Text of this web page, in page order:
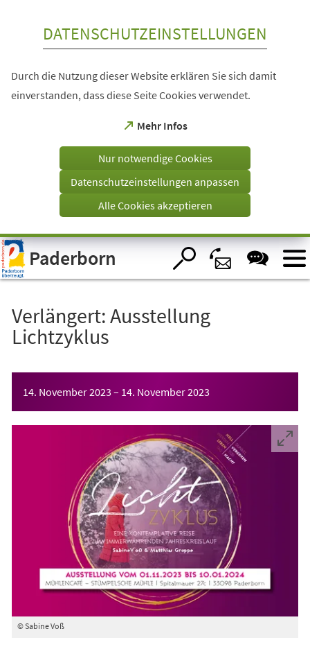
Visuelle
Assistenzsoftware
öffnen.
DATENSCHUTZEINSTELLUNGEN
Durch die Nutzung dieser Website erklären Sie sich damit
einverstanden, dass diese Seite Cookies verwendet.
Mehr Infos
(Öffnet
einem
Tab)
Nur notwendige Cookies
Datenschutzeinstellungen anpassen
Alle Cookies akzeptieren
Paderborn
Verlängert: Ausstellung
Lichtzyklus
14. November 2023 – 14. November 2023
© Sabine Voß